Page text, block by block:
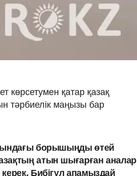
көрсетумен қатар қазақ
тәрбиелік маңызы бар
борышыңды өтей
атын шығарған аналар
Бибігүл апамыздай